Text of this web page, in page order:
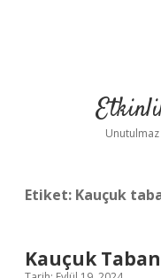
Etiket: Kauçuk
Kauçuk